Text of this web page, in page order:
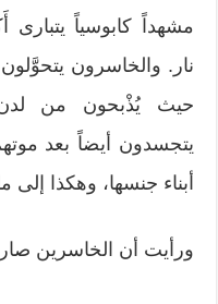
مشهداً كابوسياً يتبارى
نار. والخاسرون
حيث يُذْبحون من لدن
يتجسدون أيضاً بعد
أبناء جنسها، وهكذا إلى
ورأيت أن الخاسرين